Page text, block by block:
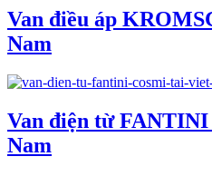
Van điều áp
Nam
Van điện từ
Nam